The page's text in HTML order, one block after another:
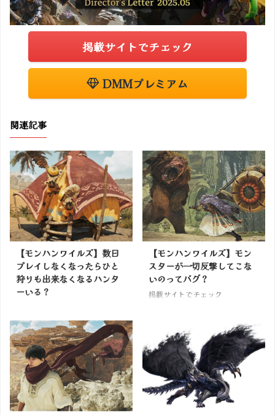
掲載サイトでチェック
DMMプレミアム
関連記事
【モンハンワイルズ】数日
プレイしなくなったらひと
狩りも出来なくなるハンタ
ーいる？
【モンハンワイルズ】モン
スターが一切反撃してこな
いのってバグ？
掲載サイトでチェック